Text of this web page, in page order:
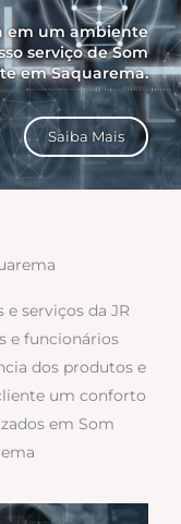
em um ambiente
serviço de Som
em Saquarema.
Saiba Mais
serviços da JR
e funcionários
dos produtos e
um conforto
em Som